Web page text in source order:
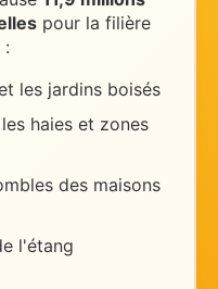
pour la filière
:
les jardins boisés
haies et zones
des maisons
l'étang